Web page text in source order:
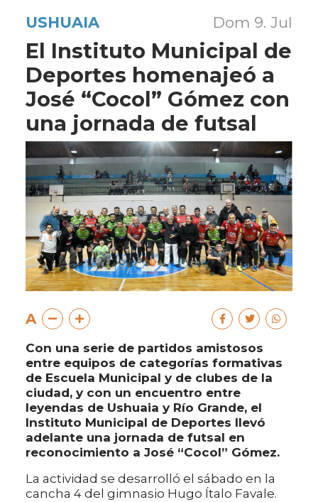
USHUAIA Dom 9. Jul
El Instituto Municipal de
Deportes homenajeó a
José “Cocol” Gómez con
una jornada de futsal
A
Con una serie de partidos amistosos
entre equipos de categorías formativas
de Escuela Municipal y de clubes de la
ciudad, y con un encuentro entre
leyendas de Ushuaia y Río Grande, el
Instituto Municipal de Deportes llevó
adelante una jornada de futsal en
reconocimiento a José “Cocol” Gómez.
La actividad se desarrolló el sábado en la
cancha 4 del gimnasio Hugo Ítalo Favale.